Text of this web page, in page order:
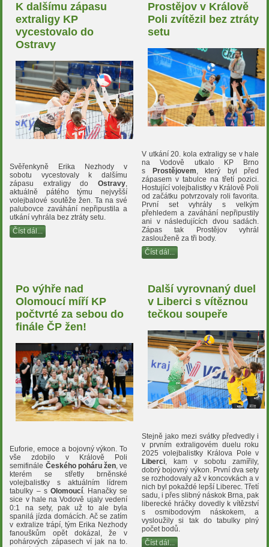
K dalšímu zápasu
extraligy KP
vycestovalo do
Ostravy
Svěřenkyně Erika Nezhody v
sobotu vycestovaly k dalšímu
zápasu extraligy do Ostravy,
aktuálně pátého týmu nejvyšší
volejbalové soutěže žen. Ta na své
palubovce zaváhání nepřipustila a
utkání vyhrála bez ztráty setu.
Číst dál...
Prostějov v Králově
Poli zvítězil bez ztráty
setu
V utkání 20. kola extraligy se v hale
na Vodově utkalo KP Brno
s
Prostějovem, který byl před
zápasem v tabulce na třetí pozici.
Hostující volejbalistky v Králově Poli
od začátku potvrzovaly roli favorita.
První set vyhrály s velkým
přehledem a zaváhání nepřipustily
ani v následujících dvou sadách.
Zápas tak Prostějov vyhrál
zaslouženě za tři body.
Číst dál...
Po výhře nad
Olomoucí míří KP
počtvrté za sebou do
finále ČP žen!
Euforie, emoce a bojovný výkon. To
vše zdobilo v Králově Poli
semifinále Českého poháru žen, ve
kterém se střetly brněnské
volejbalistky s aktuálním lídrem
tabulky – s Olomoucí. Hanačky se
sice v hale na Vodově ujaly vedení
0:1 na sety, pak už to ale byla
spanilá jízda domácích. Ač se zatím
v extralize trápí, tým Erika Nezhody
fanouškům opět dokázal, že v
pohárových zápasech ví jak na to.
Další vyrovnaný duel
v Liberci s vítěznou
tečkou soupeře
Stejně jako mezi svátky předvedly i
v prvním extraligovém duelu roku
2025 volejbalistky Králova Pole v
Liberci, kam v sobotu zamířily,
dobrý bojovný výkon. První dva sety
se rozhodovaly až v koncovkách a v
nich byl pokaždé lepší Liberec. Třetí
sadu, i přes slibný náskok Brna, pak
liberecké hráčky dovedly k vítězství
s osmibodovým náskokem, a
vysloužily si tak do tabulky plný
počet bodů.
Číst dál...